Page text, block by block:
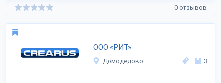
0 отзывов
ООО «РИТ»
Домодедово 3